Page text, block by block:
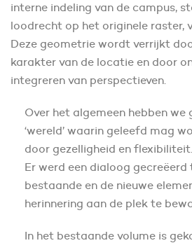
interne indeling van de campus,
loodrecht op het originele raster,
Deze geometrie wordt verrijkt
karakter van de locatie en door
integreren van perspectieven.
Over het algemeen hebben we
‘wereld’ waarin geleefd mag
door gezelligheid en flexibiliteit.
Er werd een dialoog gecreëerd
bestaande en de nieuwe
herinnering aan de plek te
In het bestaande volume is